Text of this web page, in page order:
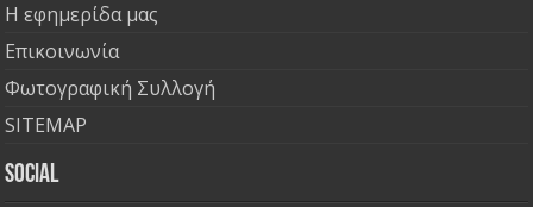
Η εφημερίδα μας
Επικοινωνία
Φωτογραφική Συλλογή
SITEMAP
Social